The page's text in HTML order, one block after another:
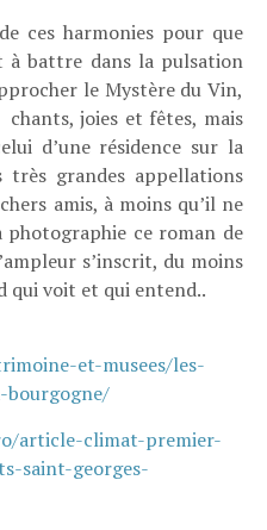
ces harmonies pour que
à battre dans la pulsation
le Mystère du Vin,
joies et fêtes, mais
d’une résidence sur la
très grandes appellations
amis, à moins qu’il ne
photographie ce roman de
s’inscrit, du moins
qui voit et qui entend..
et-musees/les-
bourgogne/
article-climat-premier-
saint-georges-